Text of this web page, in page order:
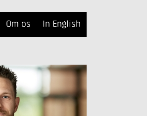
Om os In English